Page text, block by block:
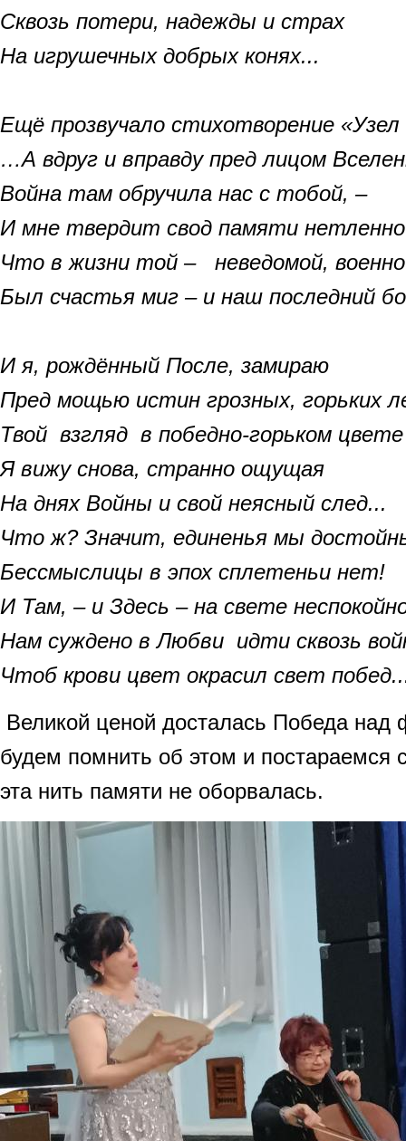
Сквозь потери, надежды и страх
На игрушечных добрых конях...
Ещё прозвучало стихотворение «Узел
…А вдруг и вправду пред лицом
Война там обручила нас с тобой, –
И мне твердит свод памяти
Что в жизни той – неведомой,
Был счастья миг – и наш последний
И я, рождённый После, замираю
Пред мощью истин грозных, горьких
Твой взгляд в победно-горьком
Я вижу снова, странно ощущая
На днях Войны и свой неясный след...
Что ж? Значит, единенья мы
Бессмыслицы в эпох сплетеньи нет!
И Там, – и Здесь – на свете
Нам суждено в Любви идти сквозь
Чтоб крови цвет окрасил свет
Великой ценой досталась Победа
будем помнить об этом и постараемся
эта нить памяти не оборвалась.